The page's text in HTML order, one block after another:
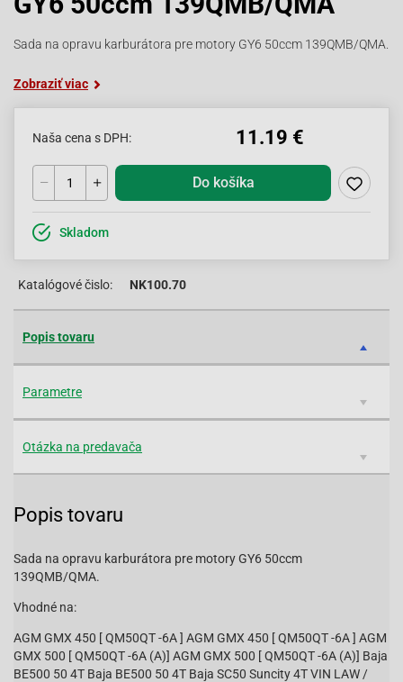
Sada na opravu karburátora pre motory GY6 50ccm 139QMB/QMA.
Zobraziť viac
Naša cena s DPH: 11.19 €
Do košíka
Skladom
Katalógové čislo: NK100.70
Popis tovaru
Parametre
Otázka na predavača
Popis tovaru
Sada na opravu karburátora pre motory GY6 50ccm
139QMB/QMA.
Vhodné na:
AGM GMX 450 [ QM50QT -6A ] AGM GMX 450 [ QM50QT -6A ] AGM
GMX 500 [ QM50QT -6A (A)] AGM GMX 500 [ QM50QT -6A (A)] Baja
BE500 50 4T Baja BE500 50 4T Baja SC50 Suncity 4T VIN LAW /